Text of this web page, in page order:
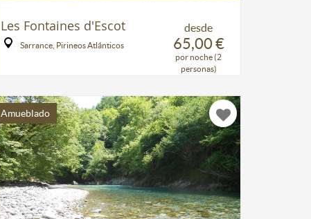
desde
65,00 €
por noche (2
personas)
Les Fontaines d'Escot
Sarrance, Pirineos Atlánticos
Amueblado